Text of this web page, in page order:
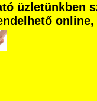
üzletünkben